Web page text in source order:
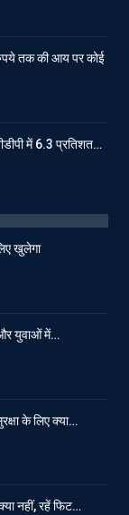
तक की आय पर कोई
में 6.3 प्रतिशत…
खुलेगा
और युवाओं में…
के लिए क्या…
नहीं, रहें फिट…